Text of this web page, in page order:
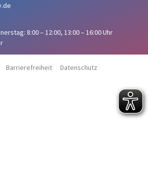
8:00 – 12:00, 13:00 – 16:00 Uhr
Barrierefreiheit Datenschutz